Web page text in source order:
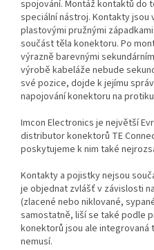
spojování. Montáž kontaktů do
speciální nástroj. Kontakty
plastovými pružnými
součást těla konektoru. Po
výrazně barevnými
výrobě kabeláže nebude
své pozice, dojde k jejímu
napojování konektoru na
Imcon Electronics je největší
distributor konektorů TE
poskytujeme k nim také
Kontakty a pojistky nejsou
je objednat zvlášť v závislosti
(zlacené nebo niklované,
samostatně, liší se také podle
konektorů jsou ale
nemusí.